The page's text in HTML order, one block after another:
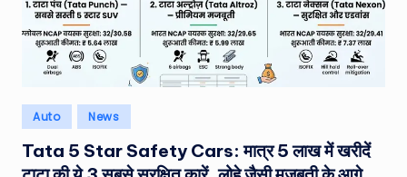
Posted
in
Auto News
Tata 5 Star Safety Cars: मात्र 5 लाख में खरीदें